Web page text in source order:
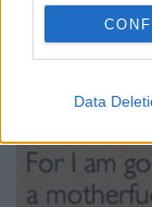
Data
1) A Jézusról
béke